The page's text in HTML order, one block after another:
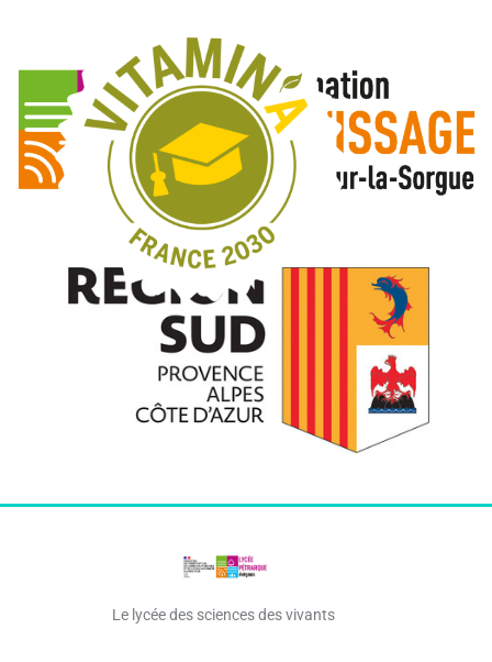
Le lycée des sciences des vivants